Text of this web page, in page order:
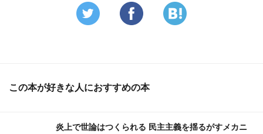
この本が好きな人におすすめの本
炎上で世論はつくられる 民主主義を揺るがすメカニ